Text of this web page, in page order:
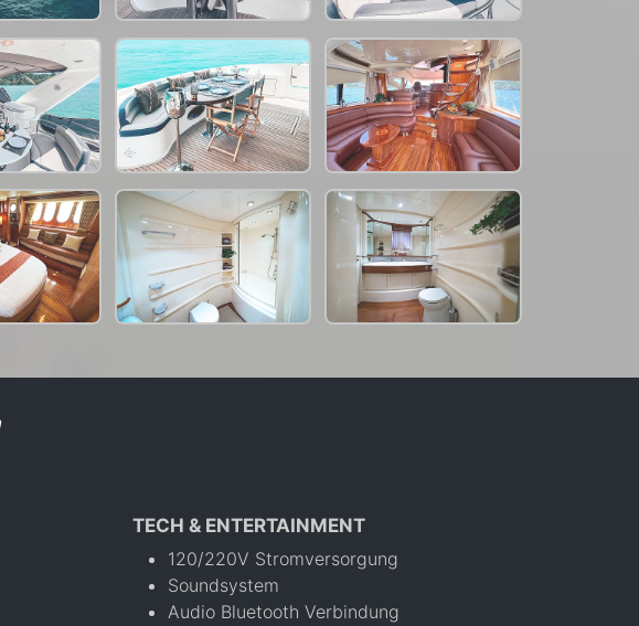
TECH & ENTERTAINMENT
120/220V Stromversorgung
Soundsystem
Audio Bluetooth Verbindung